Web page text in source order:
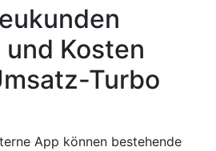
Kosten
Turbo
App können bestehende